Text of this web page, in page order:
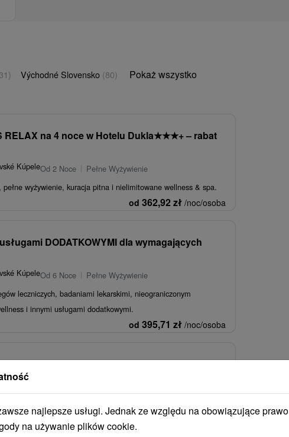
Východné Slovensko (80) Pokaż wszystko
RELAX na 4 noce w Hotelu Dukla★★★+ – rabat
KúpeleOd 2 Noce
Pełne Wyżywienie
wyżywienie, kuracja pitna i nielimitowane wellness & spa.
od 362,92 zł /noc/osoba
DODATKOWYMI dla wymagających
KúpeleOd 6 Noce
Pełne Wyżywienie
leczniczych, badaniami lekarskimi, nieograniczonym
i innymi usługami dodatkowymi.
od 395,71 zł /noc/osoba
i SENIOR od 60 lat / prawdziwy
usługi
KúpeleOd 6 Noce
Pełne Wyżywienie
opieką: pełne wyżywienie, badanie lekarskie, 3 zabiegi
od 60. roku życia ze specjalną...
najlepsze usługi. Jednak ze względu na obowiązujące prawo
na używanie plików cookie.